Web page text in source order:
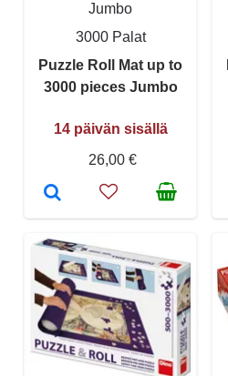
Jumbo
3000 Palat
Puzzle Roll Mat up to
3000 pieces Jumbo
14 päivän sisällä
26,00 €